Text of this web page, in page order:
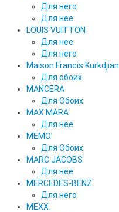
Для него
Для нее
LOUIS VUITTON
Для нее
Для него
Maison Francis Kurkdjian
Для обоих
MANCERA
Для Обоих
MAX MARA
Для нее
MEMO
Для Обоих
MARC JACOBS
Для нее
MERCEDES-BENZ
Для него
MEXX